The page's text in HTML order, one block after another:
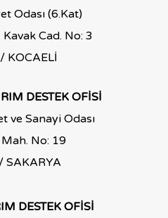
Odası (6.Kat)
Cad. No: 3
KOCAELİ
DESTEK OFİSİ
ve Sanayi Odası
No: 19
SAKARYA
DESTEK OFİSİ